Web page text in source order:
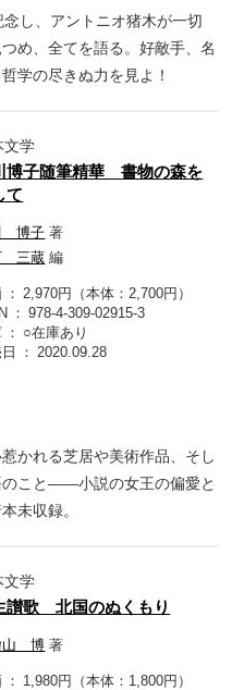
し、アントニオ猪木が一切
め、全てを語る。好敵手、名
学の尽きぬ力を見よ！
文学
博子随筆精華 書物の森を
て
博子 著
三蔵 編
2,970円（本体：2,700円）
978-4-309-02915-3
○在庫あり
2020.09.28
かれる芝居や美術作品、そし
のこと――小説の女王の偏愛と
未収録。
文学
讃歌 北国のぬくもり
山 博 著
1,980円（本体：1,800円）